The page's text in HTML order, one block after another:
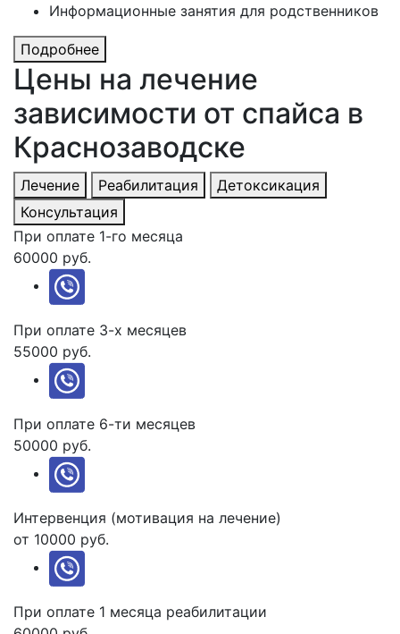
Информационные занятия для родственников
Подробнее
Цены на лечение
зависимости от спайса в
Краснозаводске
Лечение Реабилитация
Детоксикация
Консультация
При оплате 1-го месяца
60000 руб.
При оплате 3-х месяцев
55000 руб.
При оплате 6-ти месяцев
50000 руб.
Интервенция (мотивация на лечение)
от 10000 руб.
При оплате 1 месяца реабилитации